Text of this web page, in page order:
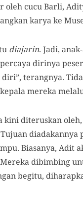
cucu Barli,
karya ke
diajarin. Jadi,
dirinya
terangnya.
mereka
kini diteruskan
Biasanya, Adit
dibimbing
begitu,